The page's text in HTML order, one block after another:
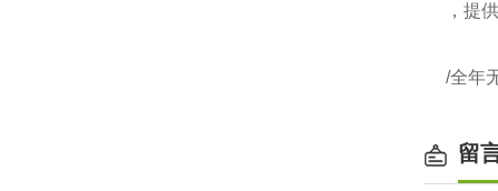
，提
/全年
留